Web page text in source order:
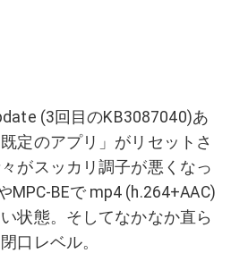
(3回目のKB3087040)あ
定のアプリ」がリセットさ
がスッカリ調子が悪くなっ
MPC-BEで mp4 (h.264+AAC)
状態。そしてなかなか直ら
口レベル。